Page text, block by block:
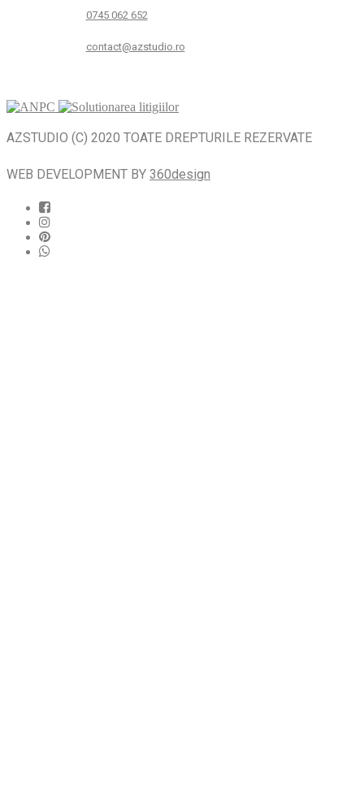
0745 062 652
contact@azstudio.ro
AZSTUDIO (C) 2020 TOATE DREPTURILE REZERVATE
WEB DEVELOPMENT BY 360design